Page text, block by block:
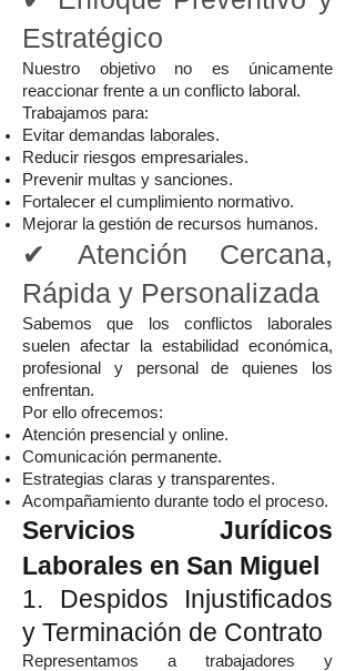
Estratégico
Nuestro objetivo no es únicamente
reaccionar frente a un conflicto laboral.
Trabajamos para:
Evitar demandas laborales.
Reducir riesgos empresariales.
Prevenir multas y sanciones.
Fortalecer el cumplimiento normativo.
Mejorar la gestión de recursos humanos.
✔ Atención Cercana,
Rápida y Personalizada
Sabemos que los conflictos laborales
suelen afectar la estabilidad económica,
profesional y personal de quienes los
enfrentan.
Por ello ofrecemos:
Atención presencial y online.
Comunicación permanente.
Estrategias claras y transparentes.
Acompañamiento durante todo el proceso.
Servicios Jurídicos
Laborales en San Miguel
1. Despidos Injustificados
y Terminación de Contrato
Representamos a trabajadores y